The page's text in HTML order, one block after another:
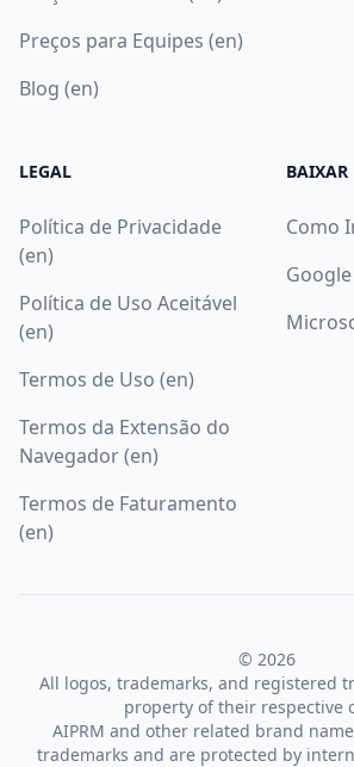
Preços para Equipes (en)
Blog (en)
LEGAL
Política de Privacidade
(en)
Política de Uso Aceitável
(en)
Termos de Uso (en)
Termos da Extensão do
Navegador (en)
Termos de Faturamento
(en)
BAIXAR
Como
© 2026
All logos, trademarks, and registered
property of their respective
AIPRM and other related brand
trademarks and are protected by